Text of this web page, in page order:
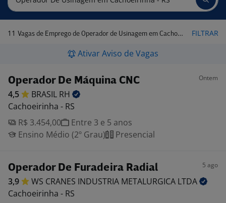
11 Vagas de Emprego de Operador de Usinagem em Cachoeirinha - RS FILTRAR
Ativar Aviso de Vagas
Operador De Máquina CNC Ontem
4,5 BRASIL RH
Cachoeirinha - RS
R$ 3.454,00
Entre 3 e 5 anos
Ensino Médio (2º Grau)
Presencial
Operador De Furadeira Radial 5 ago
3,9 WS CRANES INDUSTRIA METALURGICA LTDA
Cachoeirinha - RS